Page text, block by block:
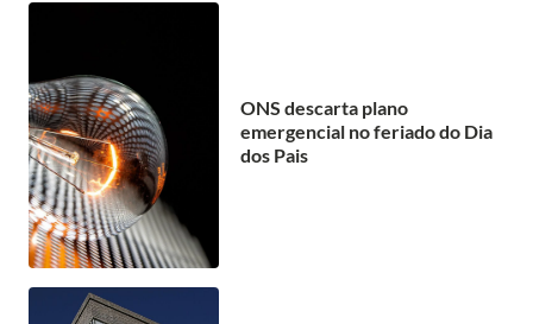
ONS descarta plano
emergencial no feriado do Dia
dos Pais